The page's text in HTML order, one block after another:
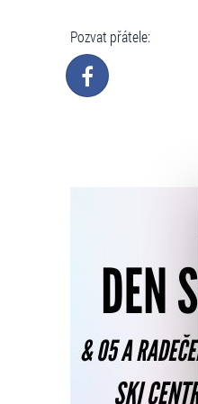
Pozvat přátele: